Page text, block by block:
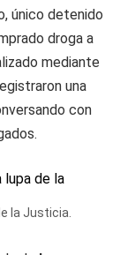
único detenido
droga a
mediante
una
con
la Justicia.